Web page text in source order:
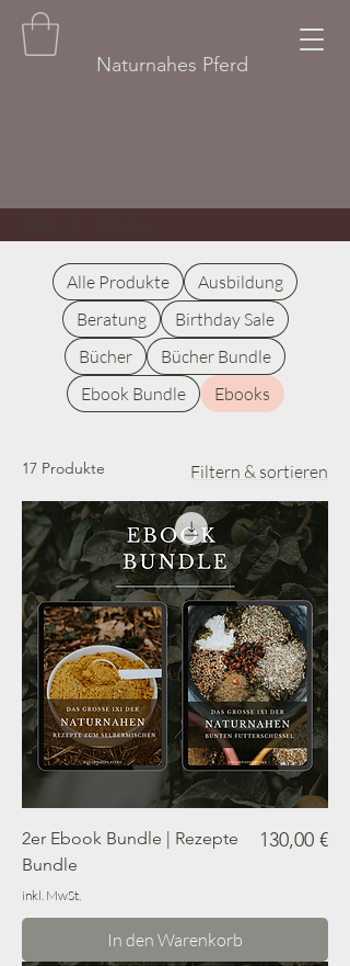
Naturnahes Pferd
Alle Produkte
Ausbildung
Beratung
Birthday Sale
Bücher
Bücher Bundle
Ebook Bundle
Ebooks
17 Produkte Filtern & sortieren
2er Ebook Bundle | Rezepte
Bundle
Preis
130,00 €
inkl. MwSt.
In den Warenkorb